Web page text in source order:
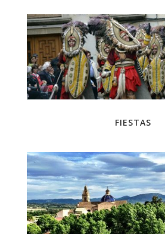
FIESTAS